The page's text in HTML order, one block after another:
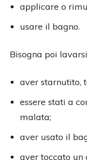
applicare o
usare il bagno.
Bisogna poi
aver starnutito,
essere stati a
malata;
aver usato il
aver toccato un